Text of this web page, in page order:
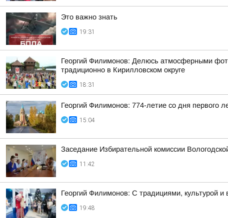
Это важно знать
19:31
Георгий Филимонов: Делюсь атмосферными
традиционно в Кирилловском округе
18:31
Георгий Филимонов: 774-летие со дня первого
15:04
Заседание Избирательной комиссии
11:42
Георгий Филимонов: С традициями, культурой и
19:48